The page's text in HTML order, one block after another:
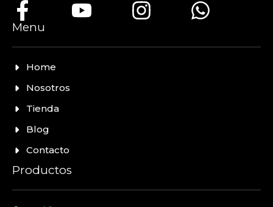
Menu
Home
Nosotros
Tienda
Blog
Contacto
Productos